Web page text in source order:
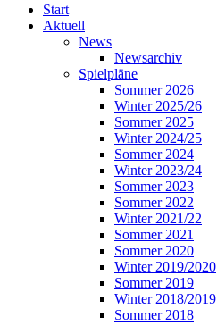
Start
Aktuell
News
Newsarchiv
Spielpläne
Sommer 2026
Winter 2025/26
Sommer 2025
Winter 2024/25
Sommer 2024
Winter 2023/24
Sommer 2023
Sommer 2022
Winter 2021/22
Sommer 2021
Sommer 2020
Winter 2019/2020
Sommer 2019
Winter 2018/2019
Sommer 2018